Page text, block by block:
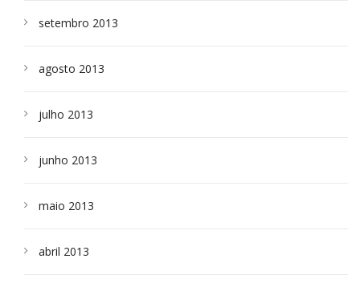
setembro 2013
agosto 2013
julho 2013
junho 2013
maio 2013
abril 2013